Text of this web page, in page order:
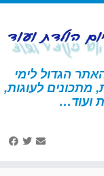
הגדול לימי
מתכונים לעוגות,
ועוד…